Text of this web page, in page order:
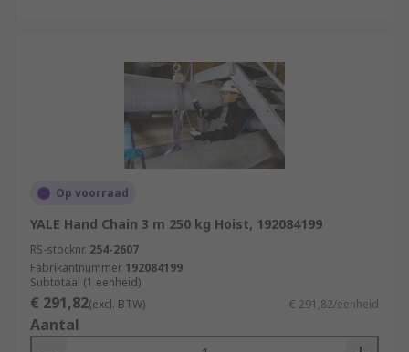
Op voorraad
YALE Hand Chain 3 m 250 kg Hoist, 192084199
RS-stocknr. 254-2607
Fabrikantnummer 192084199
Subtotaal (1 eenheid)
€ 291,82(excl. BTW) € 291,82/eenheid
Aantal